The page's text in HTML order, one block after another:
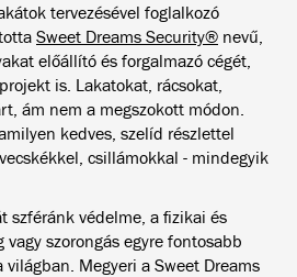
tervezésével foglalkozó
Sweet Dreams Security® nevű,
előállító és forgalmazó cégét,
is. Lakatokat, rácsokat,
ám nem a megszokott módon.
kedves, szelíd részlettel
csillámokkal - mindegyik
szféránk védelme, a fizikai és
szorongás egyre fontosabb
világban. Megyeri a Sweet Dreams